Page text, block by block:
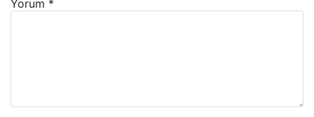
Yorum *